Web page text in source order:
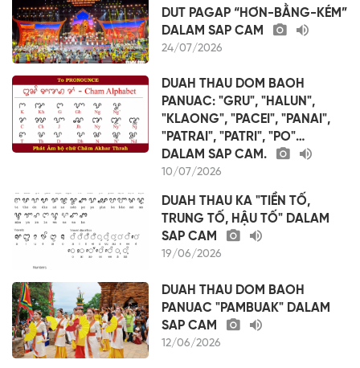
DUT PAGAP “HƠN-BẰNG-KÉM”
DALAM SAP CAM
24/07/2026
DUAH THAU DOM BAOH
PANUAC: "GRU", "HALUN",
"KLAONG", "PACEI", "PANAI",
"PATRAI", "PATRI", "PO"…
DALAM SAP CAM.
10/07/2026
DUAH THAU KA "TIỀN TỐ,
TRUNG TỐ, HẬU TỐ" DALAM
SAP CAM
19/06/2026
DUAH THAU DOM BAOH
PANUAC "PAMBUAK" DALAM
SAP CAM
12/06/2026